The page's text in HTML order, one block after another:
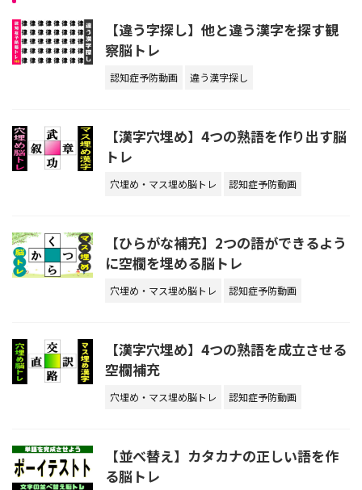
【違う字探し】他と違う漢字を探す観
察脳トレ
認知症予防動画 違う漢字探し
【漢字穴埋め】4つの熟語を作り出す脳
トレ
穴埋め・マス埋め脳トレ 認知症予防動画
【ひらがな補充】2つの語ができるよう
に空欄を埋める脳トレ
穴埋め・マス埋め脳トレ 認知症予防動画
【漢字穴埋め】4つの熟語を成立させる
空欄補充
穴埋め・マス埋め脳トレ 認知症予防動画
【並べ替え】カタカナの正しい語を作
る脳トレ